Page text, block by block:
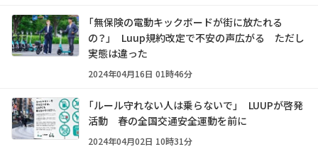
「無保険の電動キックボードが街に放たれる
の？」 Luup規約改定で不安の声広がる ただし
実態は違った
2024年04月16日 01時46分
「ルール守れない人は乗らないで」 LUUPが啓発
活動 春の全国交通安全運動を前に
2024年04月02日 10時31分